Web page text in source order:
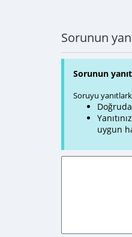
Sorunun
Sorunun
Soruyu
uygun